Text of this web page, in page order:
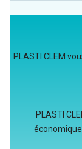
PLASTI CLEM
PLASTI